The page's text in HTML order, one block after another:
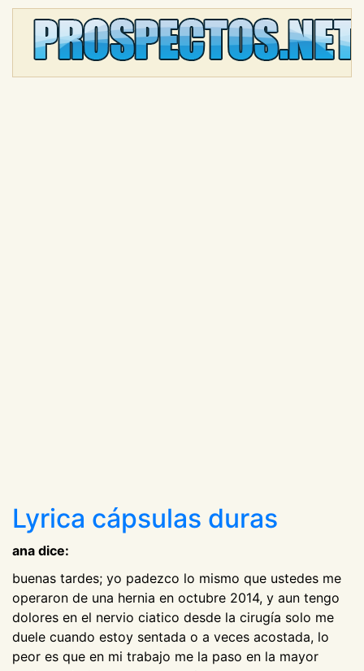
Lyrica cápsulas duras
ana dice:
buenas tardes; yo padezco lo mismo que ustedes me
operaron de una hernia en octubre 2014, y aun tengo
dolores en el nervio ciatico desde la cirugía solo me
duele cuando estoy sentada o a veces acostada, lo
peor es que en mi trabajo me la paso en la mayor